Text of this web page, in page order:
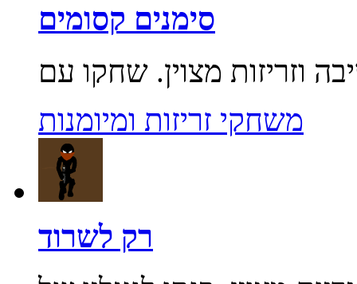
סימנים קסומים
משחקי זריזות ומיומנות
רק לשרוד